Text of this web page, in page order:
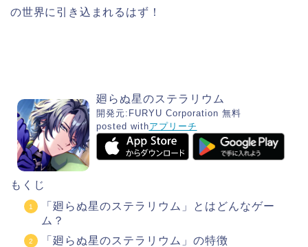
の世界に引き込まれるはず！
廻らぬ星のステラリウム
開発元: FURYU Corporation 無料
posted withアプリーチ
もくじ
「廻らぬ星のステラリウム」とはどんなゲー
ム？
「廻らぬ星のステラリウム」の特徴